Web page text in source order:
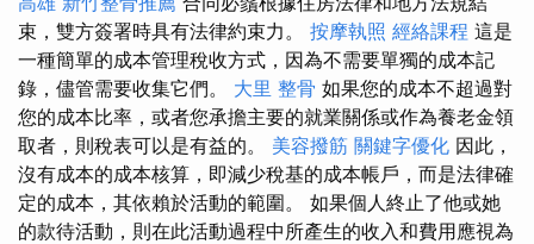
束，雙方簽署時具有法律約束力。 按摩執照 經絡課程 這是
一種簡單的成本管理稅收方式，因為不需要單獨的成本記
錄，儘管需要收集它們。 大里 整骨 如果您的成本不超過對
您的成本比率，或者您承擔主要的就業關係或作為養老金領
取者，則稅表可以是有益的。 美容撥筋 關鍵字優化 因此，
沒有成本的成本核算，即減少稅基的成本帳戶，而是法律確
定的成本，其依賴於活動的範圍。 如果個人終止了他或她
的款待活動，則在此活動過程中所產生的收入和費用應視為